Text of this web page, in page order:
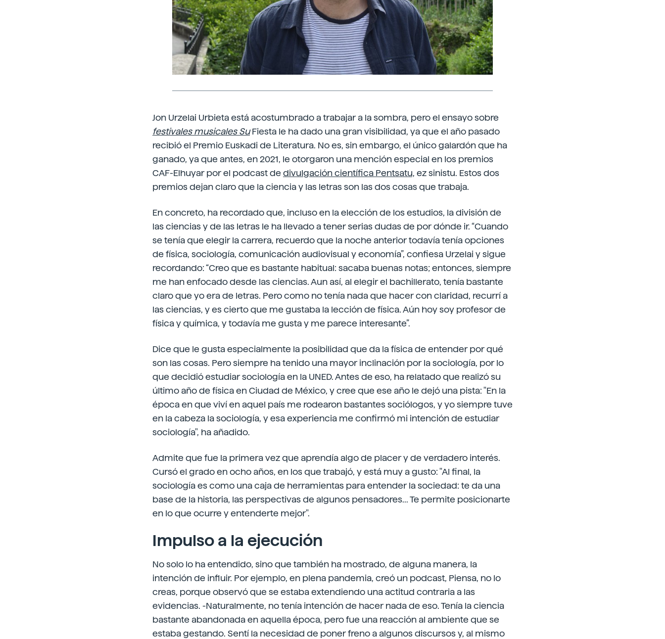
Jon Urzelai Urbieta está acostumbrado a trabajar a la sombra, pero el ensayo sobre
festivales musicales Su Fiesta le ha dado una gran visibilidad, ya que el año pasado
recibió el Premio Euskadi de Literatura. No es, sin embargo, el único galardón que ha
ganado, ya que antes, en 2021, le otorgaron una mención especial en los premios
CAF-Elhuyar por el podcast de divulgación científica Pentsatu, ez sinistu. Estos dos
premios dejan claro que la ciencia y las letras son las dos cosas que trabaja.
En concreto, ha recordado que, incluso en la elección de los estudios, la división de
las ciencias y de las letras le ha llevado a tener serias dudas de por dónde ir. “Cuando
se tenía que elegir la carrera, recuerdo que la noche anterior todavía tenía opciones
de física, sociología, comunicación audiovisual y economía”, confiesa Urzelai y sigue
recordando: “Creo que es bastante habitual: sacaba buenas notas; entonces, siempre
me han enfocado desde las ciencias. Aun así, al elegir el bachillerato, tenía bastante
claro que yo era de letras. Pero como no tenía nada que hacer con claridad, recurrí a
las ciencias, y es cierto que me gustaba la lección de física. Aún hoy soy profesor de
física y química, y todavía me gusta y me parece interesante”.
Dice que le gusta especialmente la posibilidad que da la física de entender por qué
son las cosas. Pero siempre ha tenido una mayor inclinación por la sociología, por lo
que decidió estudiar sociología en la UNED. Antes de eso, ha relatado que realizó su
último año de física en Ciudad de México, y cree que ese año le dejó una pista: "En la
época en que viví en aquel país me rodearon bastantes sociólogos, y yo siempre tuve
en la cabeza la sociología, y esa experiencia me confirmó mi intención de estudiar
sociología", ha añadido.
Admite que fue la primera vez que aprendía algo de placer y de verdadero interés.
Cursó el grado en ocho años, en los que trabajó, y está muy a gusto: "Al final, la
sociología es como una caja de herramientas para entender la sociedad: te da una
base de la historia, las perspectivas de algunos pensadores... Te permite posicionarte
en lo que ocurre y entenderte mejor".
Impulso a la ejecución
No solo lo ha entendido, sino que también ha mostrado, de alguna manera, la
intención de influir. Por ejemplo, en plena pandemia, creó un podcast, Piensa, no lo
creas, porque observó que se estaba extendiendo una actitud contraria a las
evidencias. -Naturalmente, no tenía intención de hacer nada de eso. Tenía la ciencia
bastante abandonada en aquella época, pero fue una reacción al ambiente que se
estaba gestando. Sentí la necesidad de poner freno a algunos discursos y, al mismo